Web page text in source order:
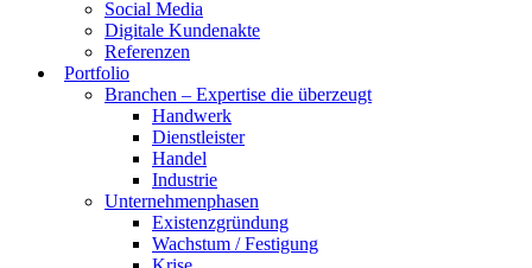
Social Media
Digitale Kundenakte
Referenzen
Portfolio
Branchen – Expertise die überzeugt
Handwerk
Dienstleister
Handel
Industrie
Unternehmenphasen
Existenzgründung
Wachstum / Festigung